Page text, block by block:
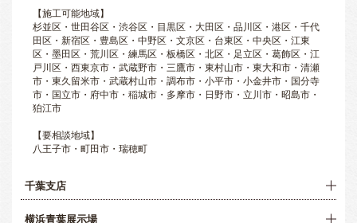
【施工可能地域】
杉並区・世田谷区・渋谷区・目黒区・大田区・品川区・港区・千代
田区・新宿区・豊島区・中野区・文京区・台東区・中央区・江東
区・墨田区・荒川区・練馬区・板橋区・北区・足立区・葛飾区・江
戸川区・西東京市・武蔵野市・三鷹市・東村山市・東大和市・清瀬
市・東久留米市・武蔵村山市・調布市・小平市・小金井市・国分寺
市・国立市・府中市・稲城市・多摩市・日野市・立川市・昭島市・
狛江市
【要相談地域】
八王子市・町田市・瑞穂町
千葉支店
横浜青葉展示場